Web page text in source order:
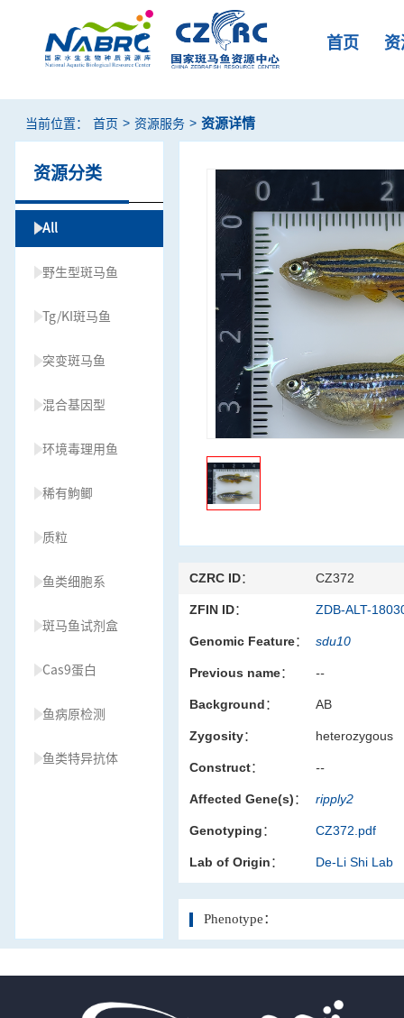
首页
当前位置： 首页 > 资源服务 > 资源详情
资源分类
All
野生型斑马鱼
Tg/KI斑马鱼
突变斑马鱼
混合基因型
环境毒理用鱼
稀有鮈鲫
质粒
鱼类细胞系
斑马鱼试剂盒
Cas9蛋白
鱼病原检测
鱼类特异抗体
CZRC ID： CZ372
ZFIN ID： ZDB-ALT-
Genomic Feature： sdu10
Previous name： --
Background： AB
Zygosity： heterozygous
Construct： --
Affected Gene(s)： ripply2
Genotyping： CZ372.pdf
Lab of Origin： De-Li Shi Lab
Phenotype：